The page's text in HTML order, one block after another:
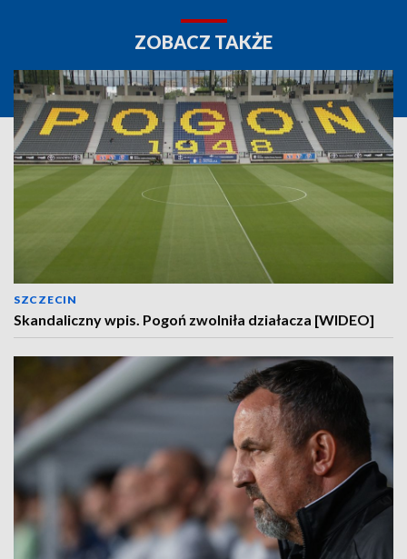
ZOBACZ TAKŻE
SZCZECIN
Skandaliczny wpis. Pogoń zwolniła działacza [WIDEO]